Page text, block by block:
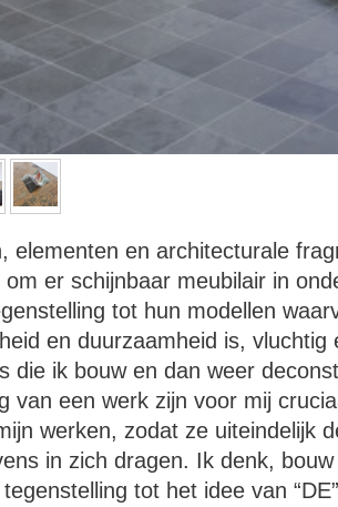
elementen en architecturale
er schijnbaar meubilair in
tot hun modellen
en duurzaamheid is,
die ik bouw en dan weer
van een werk zijn voor mij
werken, zodat ze uiteindelijk
in zich dragen. Ik denk,
tot het idee van